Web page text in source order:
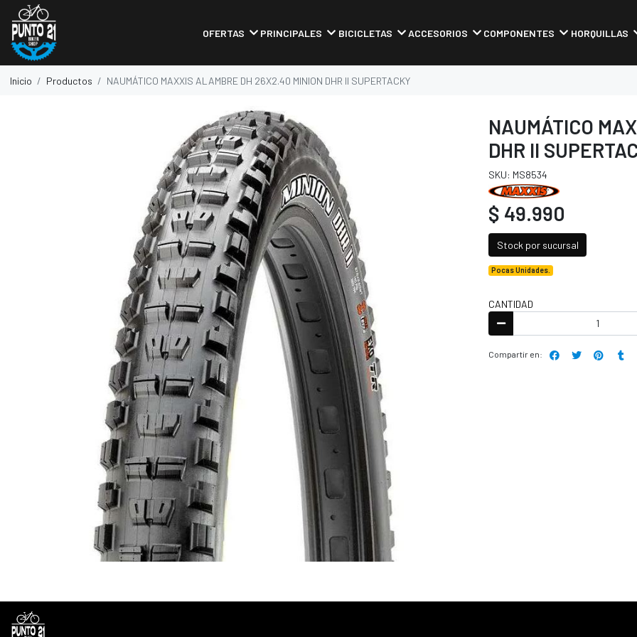
OFERTAS PRINCIPALES BICICLETAS ACCESORIOS COMPONENTES HORQUILLAS
Inicio Productos NAUMÁTICO MAXXIS ALAMBRE DH 26X2.40 MINION DHR II SUPERTACKY
NAUMÁTICO
DHR II
SKU: MS8534
$ 49.990
Stock por sucursal
Pocas Unidades.
CANTIDAD
Compartir en: